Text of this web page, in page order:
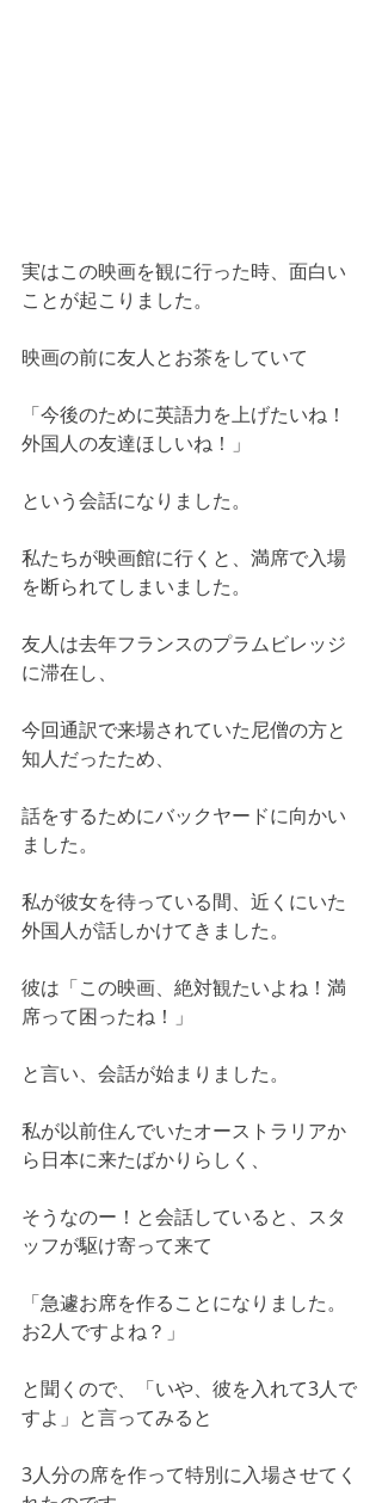
実はこの映画を観に行った時、面白い
ことが起こりました。
映画の前に友人とお茶をしていて
「今後のために英語力を上げたいね！
外国人の友達ほしいね！」
という会話になりました。
私たちが映画館に行くと、満席で入場
を断られてしまいました。
友人は去年フランスのプラムビレッジ
に滞在し、
今回通訳で来場されていた尼僧の方と
知人だったため、
話をするためにバックヤードに向かい
ました。
私が彼女を待っている間、近くにいた
外国人が話しかけてきました。
彼は「この映画、絶対観たいよね！満
席って困ったね！」
と言い、会話が始まりました。
私が以前住んでいたオーストラリアか
ら日本に来たばかりらしく、
そうなのー！と会話していると、スタ
ッフが駆け寄って来て
「急遽お席を作ることになりました。
お2人ですよね？」
と聞くので、「いや、彼を入れて3人で
すよ」と言ってみると
3人分の席を作って特別に入場させてく